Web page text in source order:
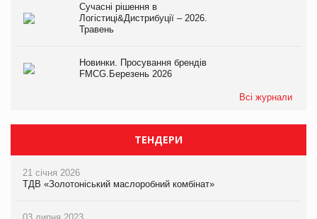
Сучасні рішення в
Логістиці&Дистрибуції – 2026.
Травень
Новинки. Просування брендів
FMCG.Березень 2026
Всі журнали
ТЕНДЕРИ
21 січня 2026
ТДВ «Золотоніський маслоробний комбінат»